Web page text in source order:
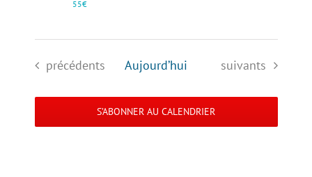
55€
Évènements
précédents Aujourd’hui Évènements
suivants
S’ABONNER AU CALENDRIER